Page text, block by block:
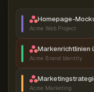
Homepage-
Acme Web Project
Markenrichtlinien
Acme Brand Identity
Acme Marketing